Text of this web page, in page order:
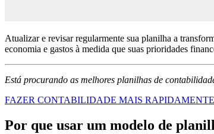
Atualizar e revisar regularmente sua planilha a
economia e gastos à medida que suas prioridades
Está procurando as melhores planilhas de
FAZER CONTABILIDADE MAIS RAPIDAMENTE
Por que usar um modelo de